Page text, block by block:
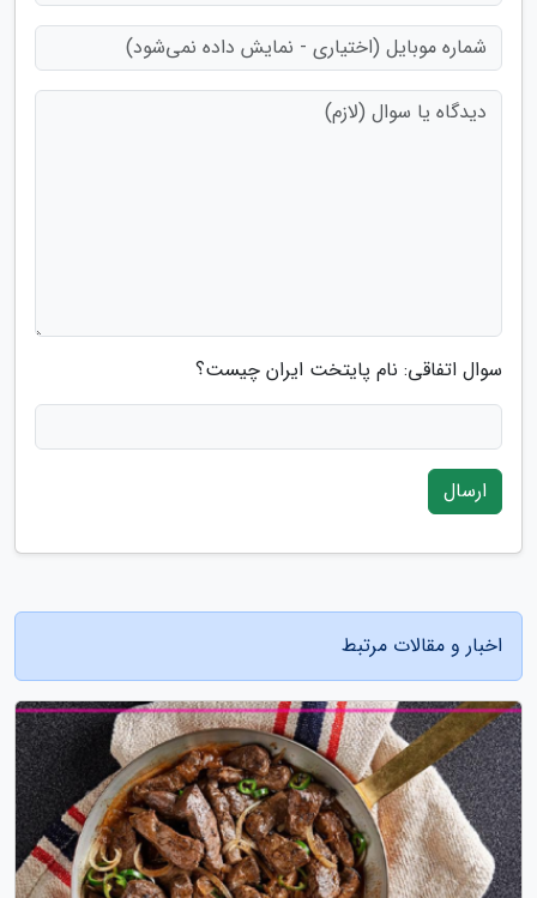
سوال اتفاقی: نام پایتخت ایران چیست؟
ارسال
اخبار و مقالات مرتبط